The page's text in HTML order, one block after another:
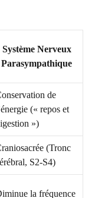
Système Nerveux
Parasympathique
de
(« repos et
»)
(Tronc
S2-S4)
la fréquence